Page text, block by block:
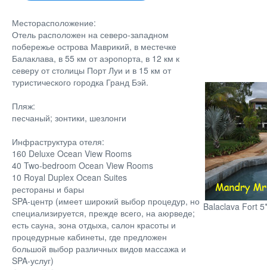
Месторасположение:
Отель расположен на северо-западном
побережье острова Маврикий, в местечке
Балаклава, в 55 км от аэропорта, в 12 км к
северу от столицы Порт Луи и в 15 км от
туристического городка Гранд Бэй.
Пляж:
песчаный; зонтики, шезлонги
Инфраструктура отеля:
160 Deluxe Ocean View Rooms
40 Two-bedroom Ocean View Rooms
10 Royal Duplex Ocean Suites
рестораны и бары
SPA-центр (имеет широкий выбор процедур, но
специализируется, прежде всего, на аюрведе;
есть сауна, зона отдыха, салон красоты и
процедурные кабинеты, где предложен
большой выбор различных видов массажа и
SPA-услуг)
Balaclava Fort 5*